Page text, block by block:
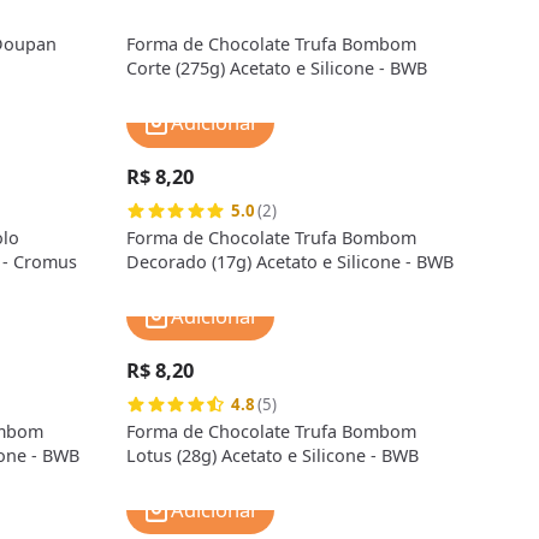
Forma de Chocolate Trufa Bombom
Corte (275g) Acetato e Silicone - BWB
Cromus
R$ 8,20
5.0(2)
Forma de Chocolate Trufa Bombom
Decorado (17g) Acetato e Silicone - BWB
Adicionar
- BWB
R$ 8,20
4.8(5)
Forma de Chocolate Trufa Bombom
Lotus (28g) Acetato e Silicone - BWB
Adicionar
Adicionar